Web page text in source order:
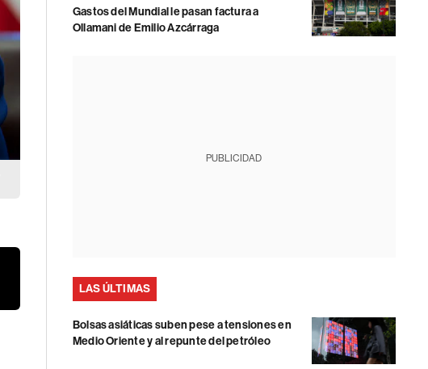
Gastos del Mundial le pasan factura a
Ollamani de Emilio Azcárraga
PUBLICIDAD
LAS ÚLTIMAS
Bolsas asiáticas suben pese a tensiones en
Medio Oriente y al repunte del petróleo